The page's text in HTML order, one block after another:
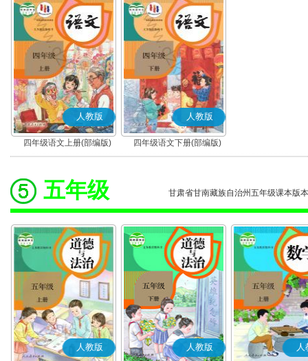
人教版
四年级语文上册(部编版)
人教版
四年级语文下册(部编版)
五年级 甘肃省甘南藏族自治州五年级课本版本
人教版 人教版 人